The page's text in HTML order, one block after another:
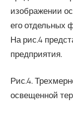
изображении
его отдельных
На рис.4
предприятия.
Рис.4.
освещенной